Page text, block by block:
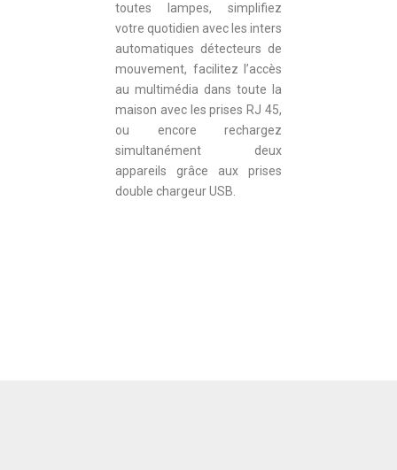
toutes lampes, simplifiez
votre quotidien avec les inters
automatiques détecteurs de
mouvement, facilitez l’accès
au multimédia dans toute la
maison avec les prises RJ 45,
ou encore rechargez
simultanément deux
appareils grâce aux prises
double chargeur USB.